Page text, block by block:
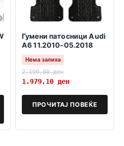
Гумени патосници Audi
A6 11.2010-05.2018
Нема залиха
2.199,00ден
1.979,10 ден
ПРОЧИТАЈ ПОВЕЌЕ